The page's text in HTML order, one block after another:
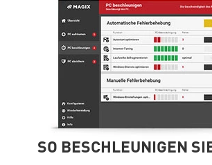
SO BESCHLEUNIGEN